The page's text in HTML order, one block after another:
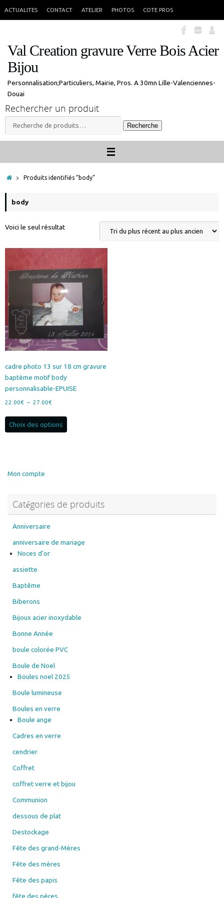
seront traitées à mon retour.
ACTUALITES CONTACT ATELIER PHOTOS COTE PROS
Val Creation gravure Verre Bois Acier
Bijou
Personnalisation;Particuliers, Mairie, Pros. A 30mn Lille-Valenciennes-
Douai
Rechercher un produit
Recherche
pour :
Recherche
Accueil
Produits identifiés “body”
body
Voici le seul résultat
cadre photo 13 sur 18 cm gravure
baptème motif body
personnalisable-EPUISE
22.00€ – 27.00€
22.00€
Choix des options
être
choisies
page
Mon compte
Catégories de produits
Anniversaire
anniversaire de mariage
Noces d'or
assiette
Baptême
Biberons
Bijoux acier inoxydable
Bonne Année
boule colorée PVC
Boule de Noel
Boules noel 2025
Boule lumineuse
Boules en verre
Boule ange
Cadres en verre
cendrier
Coffret
coffret verre et bijou
Communion
dessous de plat
Destockage
Fête des grand-Mères
Fête des mères
Fête des papis
fête des pères